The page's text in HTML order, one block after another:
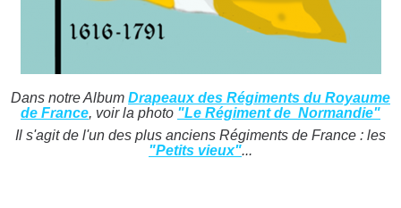
Dans notre Album Drapeaux des Régiments du Royaume
de France, voir la photo "Le Régiment de Normandie"
Il s'agit de l'un des plus anciens Régiments de France : les
"Petits vieux"...